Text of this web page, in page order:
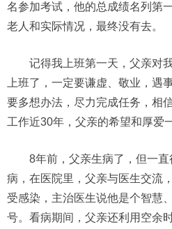
名参加考试，他的总成绩名列第
老人和实际情况，最终没有去。
记得我上班第一天，父亲对
上班了，一定要谦虚、敬业，遇
要多想办法，尽力完成任务，相
工作近30年，父亲的希望和厚爱
8年前，父亲生病了，但一
病，在医院里，父亲与医生交流
受感染，主治医生说他是个智慧
号。看病期间，父亲还利用空余